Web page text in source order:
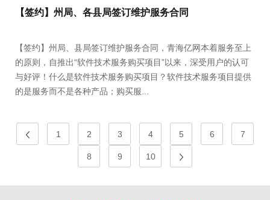
【签约】州局、各县局签订维护服务合同
【签约】州局、县局签订维护服务合同，青海亿网本着服务至上
的原则，自推出“软件技术服务购买项目”以来，深受用户的认可
与好评！什么是软件技术服务购买项目？软件技术服务项目提供
的是服务而不是各种产品；购买服...
1 2 3 4 5 6 7
8 9 10